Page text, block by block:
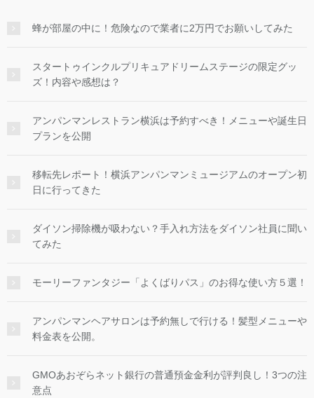
蜂が部屋の中に！危険なので業者に2万円でお願いしてみた
スタートゥインクルプリキュアドリームステージの限定グッ
ズ！内容や感想は？
アンパンマンレストラン横浜は予約すべき！メニューや誕生日
プランを公開
移転先レポート！横浜アンパンマンミュージアムのオープン初
日に行ってきた
ダイソン掃除機が吸わない？手入れ方法をダイソン社員に聞い
てみた
モーリーファンタジー「よくばりパス」のお得な使い方５選！
アンパンマンヘアサロンは予約無しで行ける！髪型メニューや
料金表を公開。
GMOあおぞらネット銀行の普通預金金利が評判良し！3つの注
意点